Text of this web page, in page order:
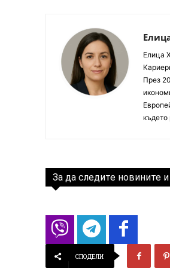
Елица
През
където
За да следите новините
СПОДЕЛИ